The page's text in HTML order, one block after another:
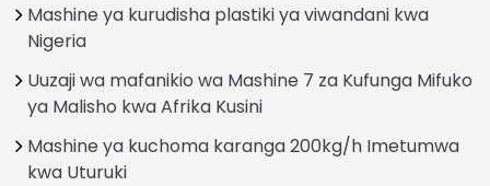
Mashine ya kurudisha plastiki ya viwandani kwa
Nigeria
Uuzaji wa mafanikio wa Mashine 7 za Kufunga Mifuko
ya Malisho kwa Afrika Kusini
Mashine ya kuchoma karanga 200kg/h Imetumwa
kwa Uturuki